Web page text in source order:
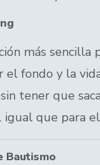
más
el fondo y la
tener que
igual que para
Bautismo